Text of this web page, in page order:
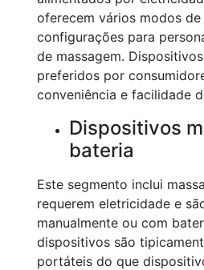
oferecem vários modos de
configurações para
de massagem.
preferidos por
conveniência e facilidade
Dispositivos
bateria
Este segmento inclui
requerem eletricidade e
manualmente ou com
dispositivos são
portáteis do que